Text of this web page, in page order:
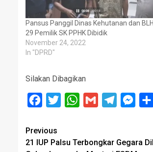
Pansus Panggil Dinas Kehutanan dan
29 Pemilik SK PPHK Dibidik
November 24, 2022
In "DPRD"
Silakan Dibagikan
Facebook
Twitter WhatsApp
Gmail Telegram
Post
Previous
21 IUP Palsu Terbongkar Gegara